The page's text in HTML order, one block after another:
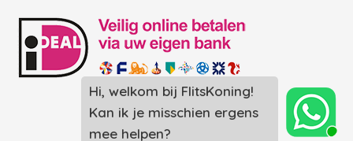
Hi, welkom bij FlitsKoning!
Kan ik je misschien ergens
mee helpen?
Landingspagina overzicht photobooths
Landingspagina overzicht videobooths
Photobooth huren in Spijkenisse